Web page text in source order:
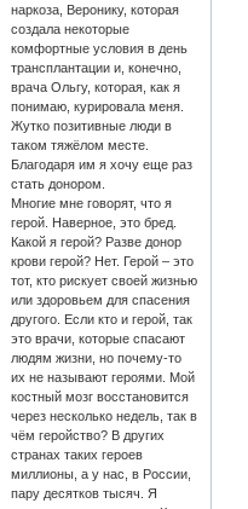
наркоза, Веронику, которая
создала некоторые
комфортные условия в день
трансплантации и, конечно,
врача Ольгу, которая, как я
понимаю, курировала меня.
Жутко позитивные люди в
таком тяжёлом месте.
Благодаря им я хочу еще раз
стать донором.
Многие мне говорят, что я
герой. Наверное, это бред.
Какой я герой? Разве донор
крови герой? Нет. Герой – это
тот, кто рискует своей жизнью
или здоровьем для спасения
другого. Если кто и герой, так
это врачи, которые спасают
людям жизни, но почему-то
их не называют героями. Мой
костный мозг восстановится
через несколько недель, так в
чём геройство? В других
странах таких героев
миллионы, а у нас, в России,
пару десятков тысяч. Я